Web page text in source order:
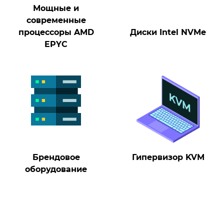
Мощные и
современные
процессоры AMD
EPYC
Диски Intel NVMe
Брендовое
оборудование
Гипервизор KVM